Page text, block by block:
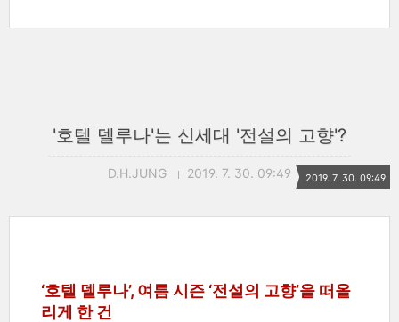
'호텔 델루나'는 신세대 '전설의 고향'?
D.H.JUNG 2019. 7. 30. 09:49 2019. 7. 30. 09:49
‘호텔 델루나’, 여름 시즌 ‘전설의 고향’을 떠올
리게 한 건